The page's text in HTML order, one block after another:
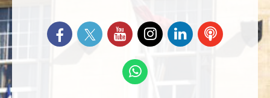
Retrouvez-nous sur Facebook
Suivez-nous sur Twitter
Suivez-nous sur YouTube
Suivez-nous sur
Instagram
Retrouvez-
nous sur
Ecoutez